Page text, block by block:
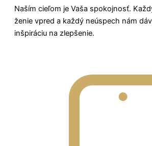
Naším cieľom je Vaša spokojnosť.
ženie vpred a každý neúspech nám
inšpiráciu na zlepšenie.